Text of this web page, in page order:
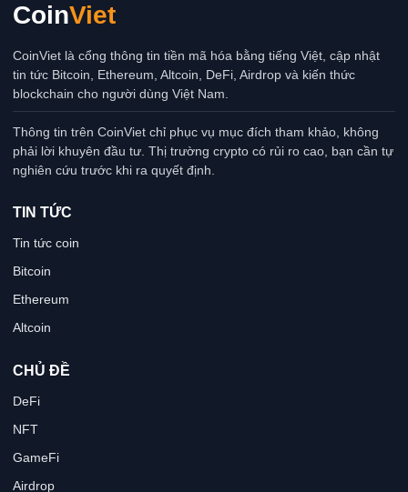
CoinViet
CoinViet là cổng thông tin tiền mã hóa bằng tiếng Việt, cập nhật
tin tức Bitcoin, Ethereum, Altcoin, DeFi, Airdrop và kiến thức
blockchain cho người dùng Việt Nam.
Thông tin trên CoinViet chỉ phục vụ mục đích tham khảo, không
phải lời khuyên đầu tư. Thị trường crypto có rủi ro cao, bạn cần tự
nghiên cứu trước khi ra quyết định.
TIN TỨC
Tin tức coin
Bitcoin
Ethereum
Altcoin
CHỦ ĐỀ
DeFi
NFT
GameFi
Airdrop